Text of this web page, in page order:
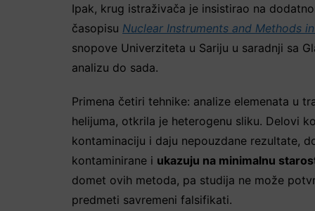
Ipak, krug istraživača je insistirao na
časopisu Nuclear Instruments and Methods
snopove Univerziteta u Sariju u saradnji sa
analizu do sada.
Primena četiri tehnike: analize elemenata u
helijuma, otkrila je heterogenu sliku. Delovi
kontaminaciju i daju nepouzdane rezultate,
kontaminirane i ukazuju na minimalnu
domet ovih metoda, pa studija ne može
predmeti savremeni falsifikati.